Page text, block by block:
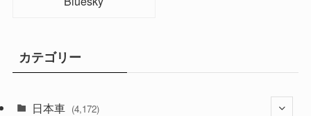
カテゴリー
日本車 (4,172)